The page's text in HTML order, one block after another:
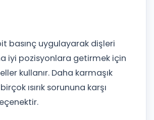
basınç uygulayarak dişleri
iyi pozisyonlara getirmek için
kullanır. Daha karmaşık
ısırık sorununa karşı